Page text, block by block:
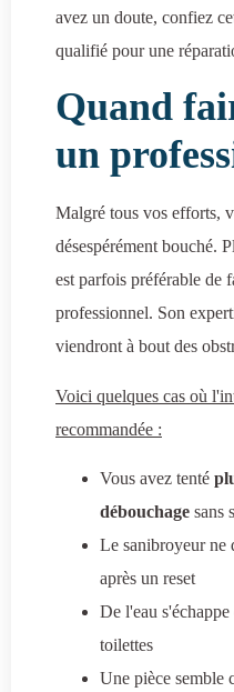
avez un doute, confiez
qualifié pour une
Quand
un
Malgré tous vos efforts,
désespérément bouché.
est parfois préférable de
professionnel. Son
viendront à bout des
Voici quelques cas où
recommandée :
Vous avez tenté
débouchage sans
Le sanibroyeur ne
après un reset
De l'eau
toilettes
Une pièce semble